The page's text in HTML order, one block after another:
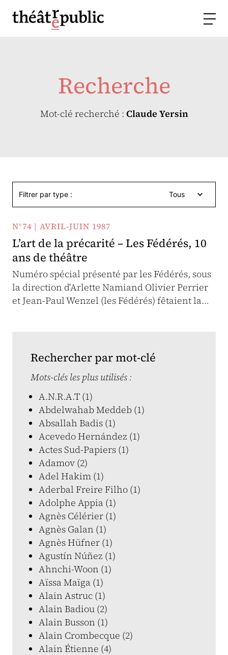
Recherche
Mot-clé recherché : Claude Yersin
Filtrer par type : Tous
N°74 | AVRIL-JUIN 1987
L’art de la précarité – Les Fédérés, 10
ans de théâtre
Numéro spécial présenté par les Fédérés, sous
la direction d'Arlette Namiand Olivier Perrier
et Jean-Paul Wenzel (les Fédérés) fêtaient la…
Rechercher par mot-clé
Mots-clés les plus utilisés :
A.N.R.A.T (1)
Abdelwahab Meddeb (1)
Absallah Badis (1)
Acevedo Hernández (1)
Actes Sud-Papiers (1)
Adamov (2)
Adel Hakim (1)
Aderbal Freire Filho (1)
Adolphe Appia (1)
Agnès Célérier (1)
Agnès Galan (1)
Agnès Hüfner (1)
Agustín Núñez (1)
Ahnchi-Woon (1)
Aïssa Maïga (1)
Alain Astruc (1)
Alain Badiou (2)
Alain Busson (1)
Alain Crombecque (2)
Alain Étienne (4)